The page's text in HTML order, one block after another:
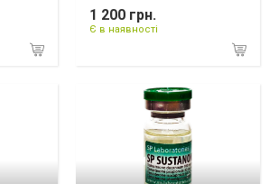
1 200 грн.
Є в наявності